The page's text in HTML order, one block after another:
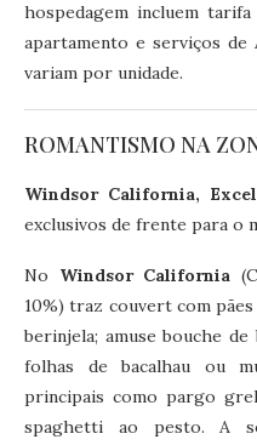
hospedagem incluem
apartamento e serviços de
variam por unidade.
ROMANTISMO NA
Windsor California,
exclusivos de frente para o
No Windsor California
10%) traz couvert com
berinjela; amuse bouche
folhas de bacalhau ou
principais como pargo
spaghetti ao pesto. A